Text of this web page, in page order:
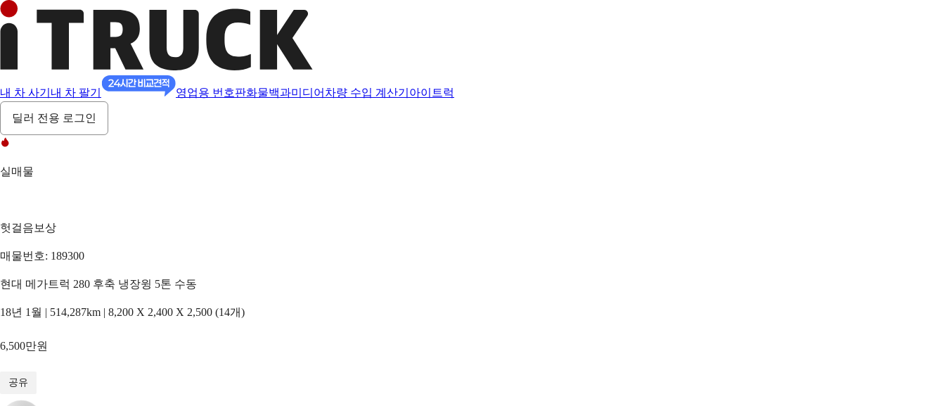
내 차 사기 내 차 팔기 영업용 번호판화물백과미디어 차량 수입 계산기 아이트럭
딜러 전용 로그인
실매물
헛걸음보상
매물번호: 189300
현대 메가트럭 280 후축 냉장윙 5톤 수동
18년 1월 | 514,287km | 8,200 X 2,400 X 2,500 (14개)
6,500만원
공유
/9